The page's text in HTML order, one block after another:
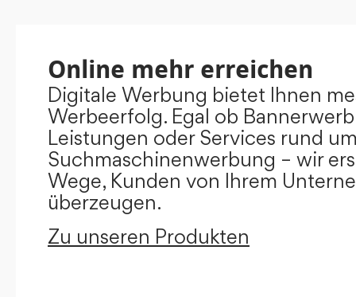
Online mehr erreichen
Digitale Werbung bietet Ihnen
Werbeerfolg. Egal ob
Leistungen oder Services rund
Suchmaschinenwerbung – wir
Wege, Kunden von Ihrem
überzeugen.
Zu unseren Produkten